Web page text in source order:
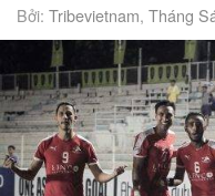
Bởi: Tribevietnam, Tháng